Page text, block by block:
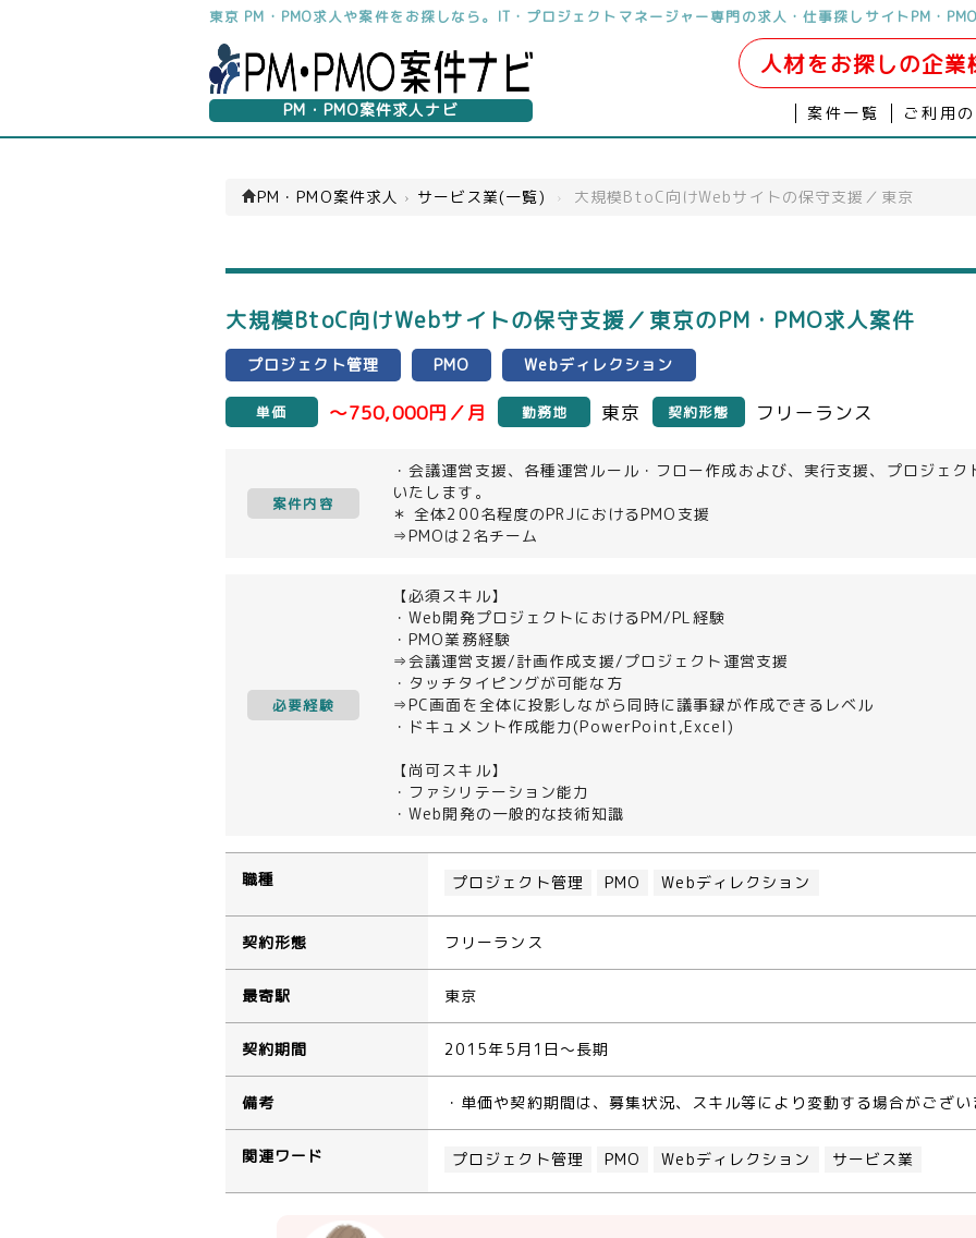
東京 PM・PMO求人や案件をお探しなら。IT・プロジェクトマネージャー専門の求人・仕事探しサイトPM・
PM・PMO案件求人ナビ
人材をお探しの企業
案件一覧 ご利用
PM・PMO案件求人 › サービス業(一覧) › 大規模BtoC向けWebサイトの保守支援／東京
大規模BtoC向けWebサイトの保守支援／東京のPM・PMO求人案件
プロジェクト管理 PMO Webディレクション
単価 ～750,000円／月 勤務地 東京 契約形態 フリーランス
案件内容
・会議運営支援、各種運営ルール・フロー作成および、実行支援、プロジェ
いたします。
＊ 全体200名程度のPRJにおけるPMO支援
⇒PMOは2名チーム
必要経験
【必須スキル】
・Web開発プロジェクトにおけるPM/PL経験
・PMO業務経験
⇒会議運営支援/計画作成支援/プロジェクト運営支援
・タッチタイピングが可能な方
⇒PC画面を全体に投影しながら同時に議事録が作成できるレベル
・ドキュメント作成能力(PowerPoint,Excel)
【尚可スキル】
・ファシリテーション能力
・Web開発の一般的な技術知識
職種 プロジェクト管理 PMO Webディレクション
契約形態 フリーランス
最寄駅 東京
契約期間 2015年5月1日～長期
備考 ・単価や契約期間は、募集状況、スキル等により変動する場合がござ
関連ワード プロジェクト管理 PMO Webディレクション サービス業